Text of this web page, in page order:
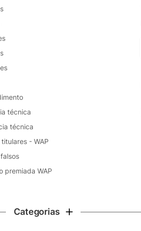
técnica
técnica
- WAP
premiada WAP
Categorias